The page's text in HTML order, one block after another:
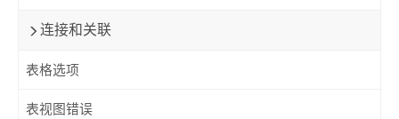
连接和关联
表格选项
表视图错误